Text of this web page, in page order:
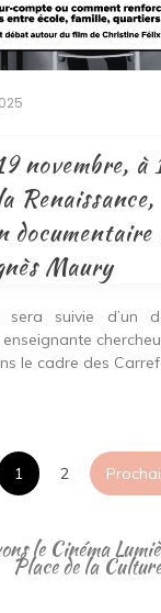
novembre, à
Maury
sera suivie d’un
enseignante
le cadre des
des
1 2
le Cinéma
Place de la